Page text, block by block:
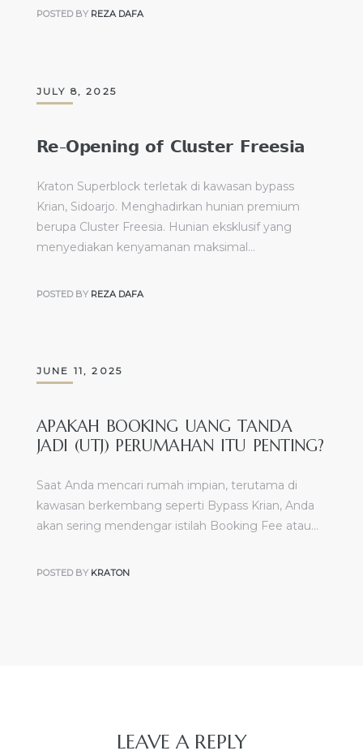
POSTED BY REZA DAFA
JULY 8, 2025
𝗥𝗲-𝗢𝗽𝗲𝗻𝗶𝗻𝗴 𝗼𝗳 𝗖𝗹𝘂𝘀𝘁𝗲𝗿 𝗙𝗿𝗲𝗲𝘀𝗶𝗮
Kraton Superblock terletak di kawasan bypass
Krian, Sidoarjo. Menghadirkan hunian premium
berupa Cluster Freesia. Hunian eksklusif yang
menyediakan kenyamanan maksimal…
POSTED BY REZA DAFA
JUNE 11, 2025
APAKAH BOOKING UANG TANDA
JADI (UTJ) PERUMAHAN ITU PENTING?
Saat Anda mencari rumah impian, terutama di
kawasan berkembang seperti Bypass Krian, Anda
akan sering mendengar istilah Booking Fee atau…
POSTED BY KRATON
LEAVE A REPLY